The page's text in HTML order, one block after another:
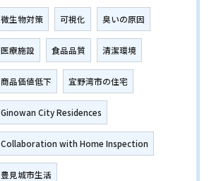
微生物対策 可視化 臭いの原因
医療施設 食品品質 清潔環境
商品価値低下 宜野湾市の住宅
Ginowan City Residences
Collaboration with Home Inspection
豊見城市生活